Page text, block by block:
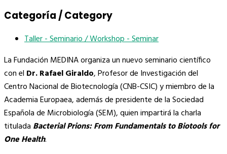
Categoría / Category
Taller - Seminario / Workshop - Seminar
La Fundación MEDINA organiza un nuevo seminario científico
con el Dr. Rafael Giraldo, Profesor de Investigación del
Centro Nacional de Biotecnología (CNB-CSIC) y miembro de la
Academia Europaea, además de presidente de la Sociedad
Española de Microbiología (SEM), quien impartirá la charla
titulada Bacterial Prions: From Fundamentals to Biotools for
One Health.